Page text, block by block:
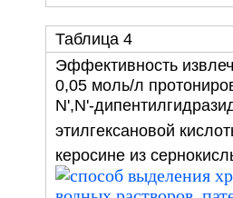
Таблица 4
Эффективность
0,05 моль/л
N',N'-
этилгексановой
керосине из